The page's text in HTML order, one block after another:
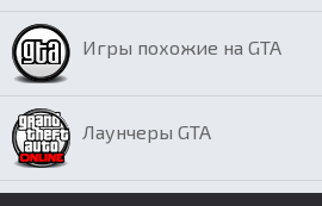
Игры похожие на GTA
Лаунчеры GTA